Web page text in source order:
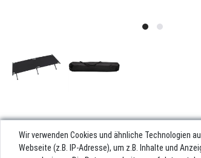
Wir verwenden Cookies und ähnliche Technologien
Webseite (z.B. IP-Adresse), um z.B. Inhalte und